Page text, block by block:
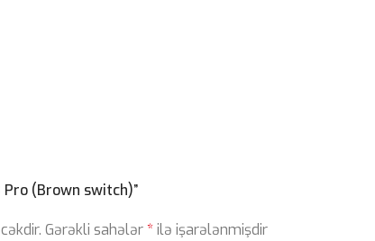
(Brown switch)”
Gərəkli sahələr*ilə işarələnmişdir